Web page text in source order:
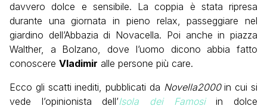
davvero dolce e sensibile. La coppia è stata ripresa
durante una giornata in pieno relax, passeggiare nel
giardino dell’Abbazia di Novacella. Poi anche in piazza
Walther, a Bolzano, dove l’uomo dicono abbia fatto
conoscere Vladimir alle persone più care.
Ecco gli scatti inediti, pubblicati da Novella2000in cui si
vede l’opinionista dell’Isola dei Famosiin dolce